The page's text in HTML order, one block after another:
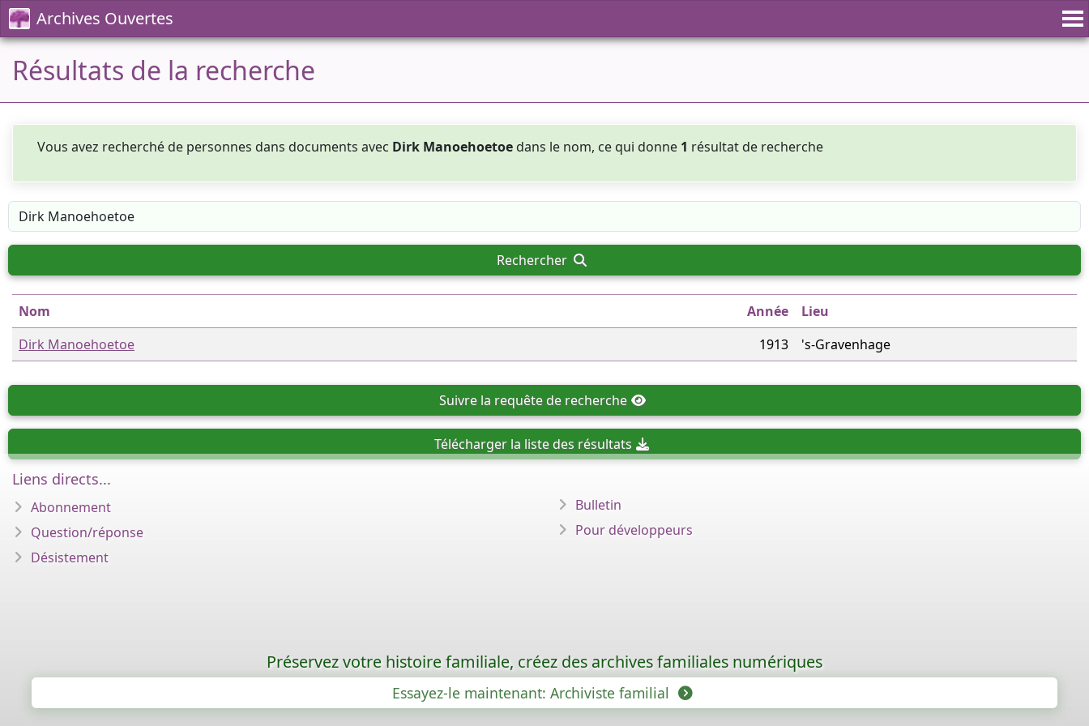
Archives Ouvertes
Résultats de la recherche
Vous avez recherché de personnes dans documents avec Dirk Manoehoetoe dans le nom, ce qui donne 1 résultat de recherche
Rechercher
Nom Année
Lieu
Dirk Manoehoetoe
1913 's-Gravenhage
Suivre la requête de recherche
Télécharger la liste des résultats
Liens directs...
Abonnement
Question/réponse
Désistement
Bulletin
Pour développeurs
Préservez votre histoire familiale, créez des archives familiales numériques
Essayez-le maintenant: Archiviste familial